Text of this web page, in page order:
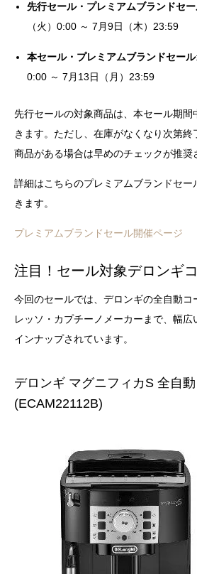
先行セール・プレミアムブランドセ
（火）0:00 ～ 7月9日（木）23:59
本セール・プレミアムブランドセール
0:00 ～ 7月13日（月）23:59
先行セールの対象商品は、本セール期
きます。ただし、在庫がなくなり次第
商品がある場合は早めのチェックが推奨
詳細はこちらのプレミアムブランドセ
きます。
プレミアムブランドセール開催ページ
注目！セール対象デロンギ
今回のセールでは、デロンギの全自動
レッソ・カプチーノメーカーまで、幅広
インナップされています。
デロンギ マグニフィカS 全自
(ECAM22112B)